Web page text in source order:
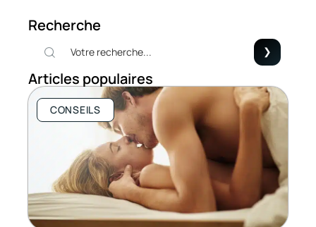
Recherche
Articles populaires
CONSEILS